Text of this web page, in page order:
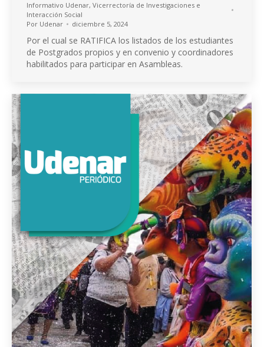
Informativo Udenar, Vicerrectoría de Investigaciones e
Interacción Social
Por Udenar diciembre 5, 2024
Por el cual se RATIFICA los listados de los estudiantes
de Postgrados propios y en convenio y coordinadores
habilitados para participar en Asambleas.